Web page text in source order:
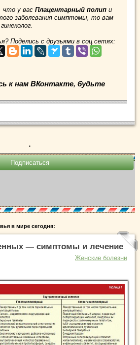
что у вас Плацентарный полип и
заболевания симптомы, то вам
Поделись с друзьями в соц.сетях:
к нам ВКонтакте, будьте
.
в мире сегодня:
— симптомы и лечение
Женские болезни